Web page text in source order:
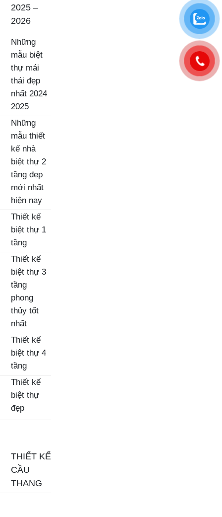
2025 –
2026
Những
mẫu biệt
thự mái
thái đẹp
nhất 2024
2025
Những
mẫu thiết
kế nhà
biệt thự 2
tầng đẹp
mới nhất
hiện nay
Thiết kế
biệt thự 1
tầng
Thiết kế
biệt thự 3
tầng
phong
thủy tốt
nhất
Thiết kế
biệt thự 4
tầng
Thiết kế
biệt thự
đẹp
THIẾT KẾ
CẦU
THANG